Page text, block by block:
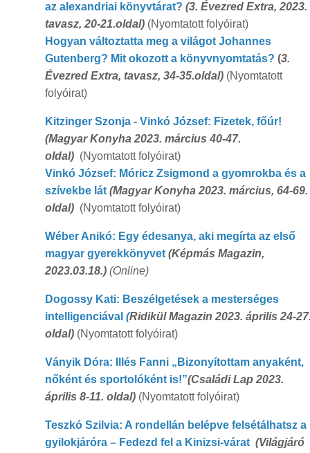
az alexandriai könyvtárat? (3. Évezred Extra, 2023.
tavasz, 20-21.oldal) (Nyomtatott folyóirat)
Hogyan változtatta meg a világot Johannes
Gutenberg? Mit okozott a könyvnyomtatás? (3.
Évezred Extra, tavasz, 34-35.oldal) (Nyomtatott
folyóirat)
Kitzinger Szonja - Vinkó József: Fizetek, főúr!
(Magyar Konyha 2023. március 40-47.
oldal) (Nyomtatott folyóirat)
Vinkó József: Móricz Zsigmond a gyomrokba és a
szívekbe lát (Magyar Konyha 2023. március, 64-69.
oldal) (Nyomtatott folyóirat)
Wéber Anikó: Egy édesanya, aki megírta az első
magyar gyerekkönyvet (Képmás Magazin,
2023.03.18.) (Online)
Dogossy Kati: Beszélgetések a mesterséges
intelligenciával (Ridikül Magazin 2023. április 24-
oldal) (Nyomtatott folyóirat)
Ványik Dóra: Illés Fanni „Bizonyítottam anyaként,
nőként és sportolóként is!”(Családi Lap 2023.
április 8-11. oldal) (Nyomtatott folyóirat)
Teszkó Szilvia: A rondellán belépve felsétálhatsz a
gyilokjáróra – Fedezd fel a Kinizsi-várat (Világjáró